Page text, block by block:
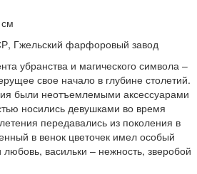
Гжельский фарфоровый завод
убранства и магического символа –
свое начало в глубине столетий.
были неотъемлемыми аксессуарами
носились девушками во время
передавались из поколения в
в венок цветочек имел особый
васильки – нежность, зверобой